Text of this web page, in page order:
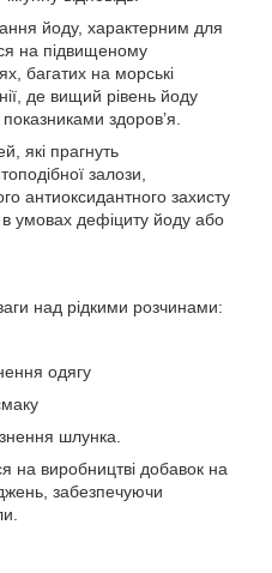
йоду, характерним для
на підвищеному
багатих на морські
де вищий рівень йоду
здоров’я.
які прагнуть
залози,
антиоксидантного захисту
умовах дефіциту йоду або
над рідкими розчинами:
одягу
шлунка.
на виробництві добавок на
забезпечуючи